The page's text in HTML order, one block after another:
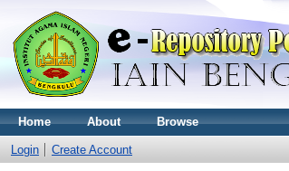
Home About Browse
Login Create Account